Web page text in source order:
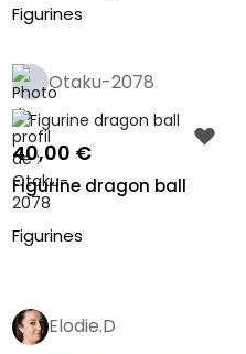
Figurines
Otaku-2078
40,00 €
Figurine dragon ball
Figurines
Elodie.D